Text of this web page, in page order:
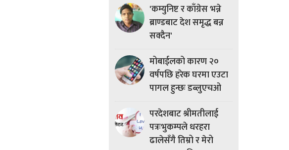
'कम्युनिष्ट र काँग्रेस भन्ने
ब्राण्डबाट देश समृद्ध बन्न
सक्दैन'
मोबाईलको कारण २०
वर्षपछि हरेक घरमा एउटा
पागल हुन्छः डब्लुएचओ
परदेशबाट श्रीमतीलाई
पत्रःभुकम्पले धरहरा
ढालेसँगै तिम्रो र मेरो